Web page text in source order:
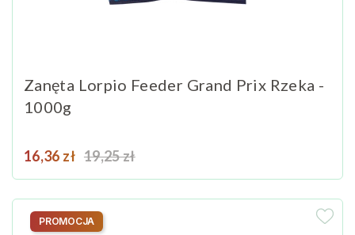
Zanęta Lorpio Feeder Grand Prix Rzeka -
1000g
Cena
16,36 zł Cena podstawowa
19,25 zł
PROMOCJA